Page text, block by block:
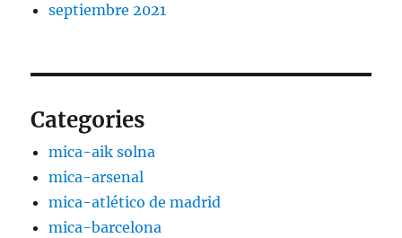
septiembre 2021
Categories
mica-aik solna
mica-arsenal
mica-atlético de madrid
mica-barcelona